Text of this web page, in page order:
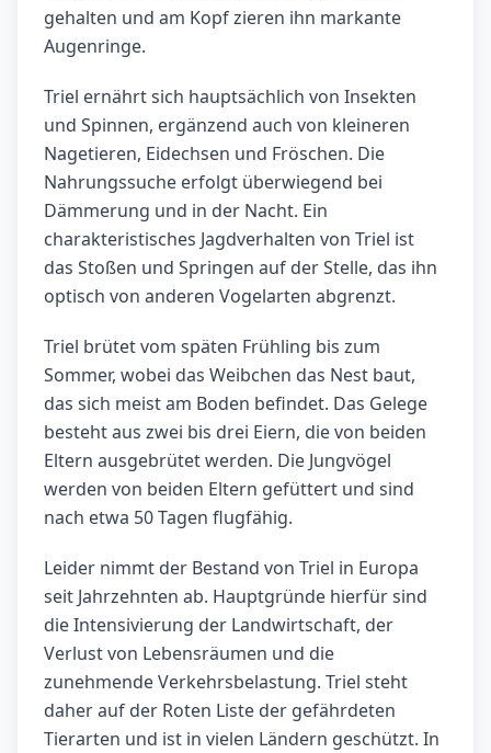
gehalten und am Kopf zieren ihn markante
Augenringe.
Triel ernährt sich hauptsächlich von Insekten
und Spinnen, ergänzend auch von kleineren
Nagetieren, Eidechsen und Fröschen. Die
Nahrungssuche erfolgt überwiegend bei
Dämmerung und in der Nacht. Ein
charakteristisches Jagdverhalten von Triel ist
das Stoßen und Springen auf der Stelle, das ihn
optisch von anderen Vogelarten abgrenzt.
Triel brütet vom späten Frühling bis zum
Sommer, wobei das Weibchen das Nest baut,
das sich meist am Boden befindet. Das Gelege
besteht aus zwei bis drei Eiern, die von beiden
Eltern ausgebrütet werden. Die Jungvögel
werden von beiden Eltern gefüttert und sind
nach etwa 50 Tagen flugfähig.
Leider nimmt der Bestand von Triel in Europa
seit Jahrzehnten ab. Hauptgründe hierfür sind
die Intensivierung der Landwirtschaft, der
Verlust von Lebensräumen und die
zunehmende Verkehrsbelastung. Triel steht
daher auf der Roten Liste der gefährdeten
Tierarten und ist in vielen Ländern geschützt. In